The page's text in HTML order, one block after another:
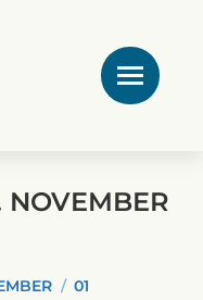
NOVEMBER
01